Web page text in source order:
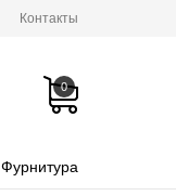
Контакты
0
Фурнитура